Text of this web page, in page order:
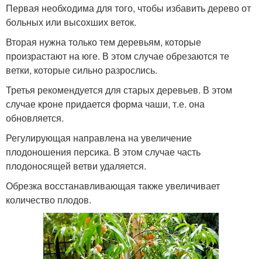
Первая необходима для того, чтобы избавить дерево от
больных или высохших веток.
Вторая нужна только тем деревьям, которые
произрастают на юге. В этом случае обрезаются те
ветки, которые сильно разрослись.
Третья рекомендуется для старых деревьев. В этом
случае кроне придается форма чаши, т.е. она
обновляется.
Регулирующая направлена на увеличение
плодоношения персика. В этом случае часть
плодоносящей ветви удаляется.
Обрезка восстанавливающая также увеличивает
количество плодов.